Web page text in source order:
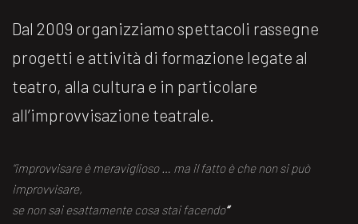
Dal 2009 organizziamo spettacoli rassegne
progetti e attività di formazione legate al
teatro, alla cultura e in particolare
all’improvvisazione teatrale.
“improvvisare è meraviglioso … ma il fatto è che non si può
improvvisare,
se non sai esattamente cosa stai facendo“